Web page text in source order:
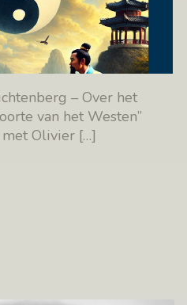
– Over het
van het Westen”
met Olivier […]